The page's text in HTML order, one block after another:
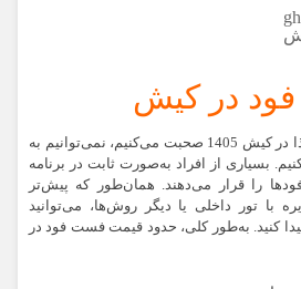
در کیش
وقتی از رستوران و قیمت غذا در کیش 1405 صحبت می‌کنیم، نمی‌توانیم به
بسیاری از افراد به‌‌صورت ثابت در برنامه
را قرار می‌دهند. همان‌طور که پیش‌تر
با تور داخلی یا دیگر روش‌ها، می‌توانید
کنید. به‌طور کلی، حدود قیمت فست فود در